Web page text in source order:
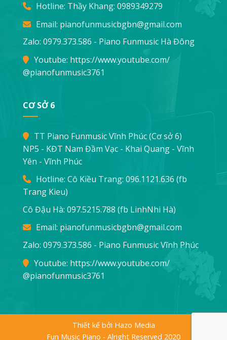
Hotline: Thầy Khang: 0989349279
Email: pianofunmusicbgbn@gmail.com
Zalo: 0979.373.586 - Piano Funmusic Hà Đông
Youtube: https://www.youtube.com/
@pianofunmusic3761
CƠ SỞ 6
TT Piano Funmusic Vĩnh Phúc (Cơ sở 6)
NP5 - KĐT Nam Đầm Vạc - Khai Quang - Vĩnh
Yên - Vĩnh Phúc
Hotline: Cô Kiều Trang: 096.1121.636 (fb
Trang Kieu)
Cô Đậu Hà: 097.5215.788 (fb LinhNhi Hà)
Email: pianofunmusicbgbn@gmail.com
Zalo: 0979.373.586 - Piano Funmusic Vĩnh Phúc
Youtube: https://www.youtube.com/
@pianofunmusic3761
Thiết kế bởi Hazo Media
Fun Music Piano - Alright Reserved 2020